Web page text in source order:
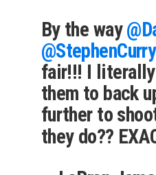
By the way
fair!!! I
them to back
further to
they do??